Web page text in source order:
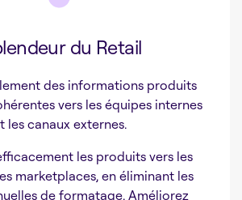
du Retail
des informations produits
vers les équipes internes
les canaux externes.
les produits vers les
marketplaces, en éliminant les
de formatage. Améliorez